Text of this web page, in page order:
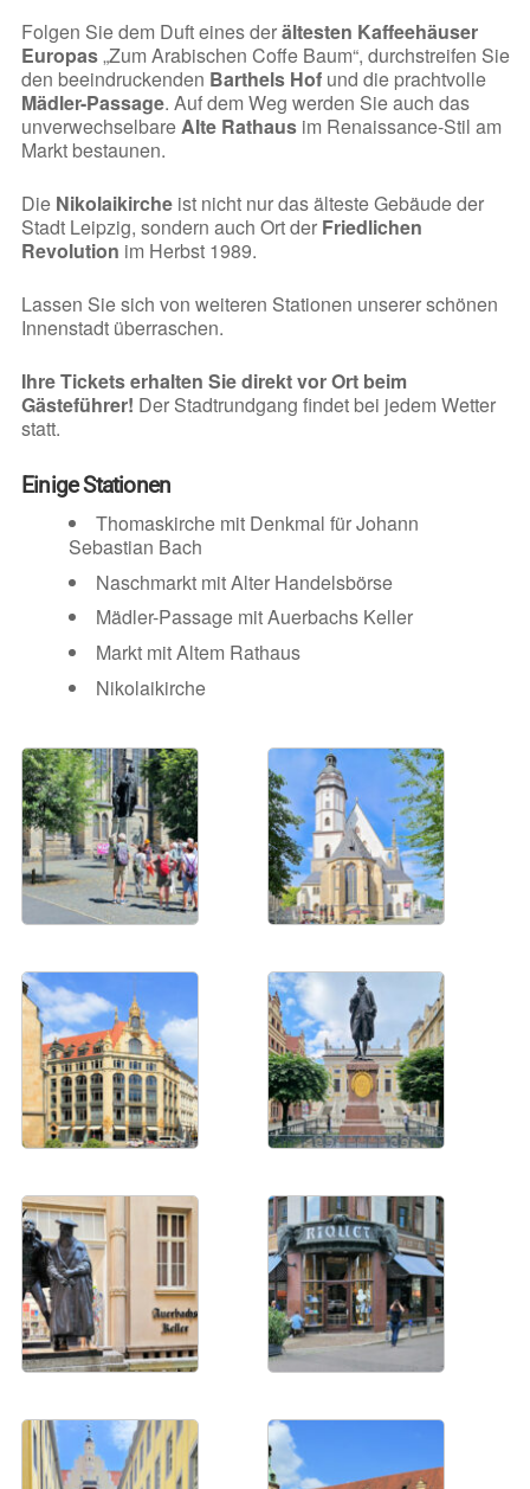
Folgen Sie dem Duft eines derältesten Kaffeehäuser
Europas„Zum Arabischen Coffe Baum“, durchstreifen Sie
den beeindruckenden Barthels Hofund die prachtvolle
Mädler-Passage. Auf dem Weg werden Sie auch das
unverwechselbareAlte Rathausim Renaissance-Stil am
Markt bestaunen.
Die Nikolaikircheist nicht nur das älteste Gebäude der
Stadt Leipzig, sondern auch Ort der Friedlichen
Revolution im Herbst 1989.
Lassen Sie sich von weiteren Stationen unserer schönen
Innenstadt überraschen.
Ihre Tickets erhalten Sie direkt vor Ort beim
Gästeführer! Der Stadtrundgang findet bei jedem Wetter
statt.
Einige Stationen
Thomaskirche mit Denkmal für Johann
Sebastian Bach
Naschmarkt mit Alter Handelsbörse
Mädler-Passage mit Auerbachs Keller
Markt mit Altem Rathaus
Nikolaikirche